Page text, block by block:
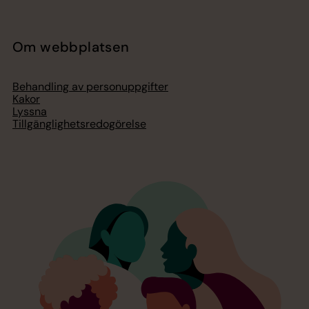
Om webbplatsen
Behandling av personuppgifter
Kakor
Lyssna
Tillgänglighetsredogörelse